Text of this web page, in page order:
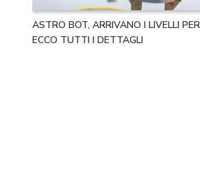
ASTRO BOT, ARRIVANO I LIVELLI
ECCO TUTTI I DETTAGLI